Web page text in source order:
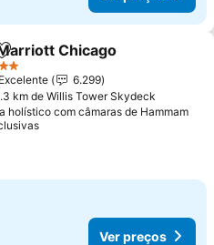
Adicionar aos favoritos
Chicago
Excelente
6.299
km de Willis Tower Skydeck
holístico com câmaras de Hammam
Ver preços